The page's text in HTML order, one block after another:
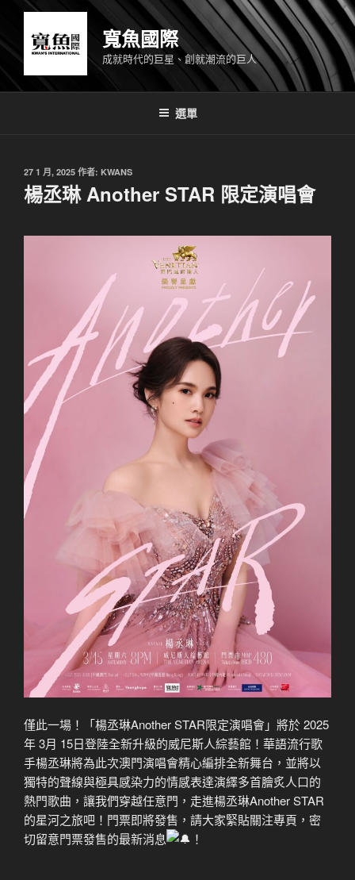
主
寬魚國際
成就時代的巨星、創就潮流的巨人
選單
發
佈
於
27 1 月, 2025 作者: KWANS
楊丞琳 Another STAR 限定演唱會
僅此一場！「楊丞琳Another STAR限定演唱會」將於 2025
年 3月 15日登陸全新升級的威尼斯人綜藝館！華語流行歌
手楊丞琳將為此次澳門演唱會精心編排全新舞台，並將以
獨特的聲線與極具感染力的情感表達演繹多首膾炙人口的
熱門歌曲，讓我們穿越任意門，走進楊丞琳Another STAR
的星河之旅吧！門票即將發售，請大家緊貼關注專頁，密
切留意門票發售的最新消息
！